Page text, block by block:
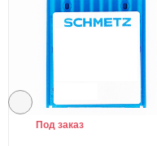
Под заказ